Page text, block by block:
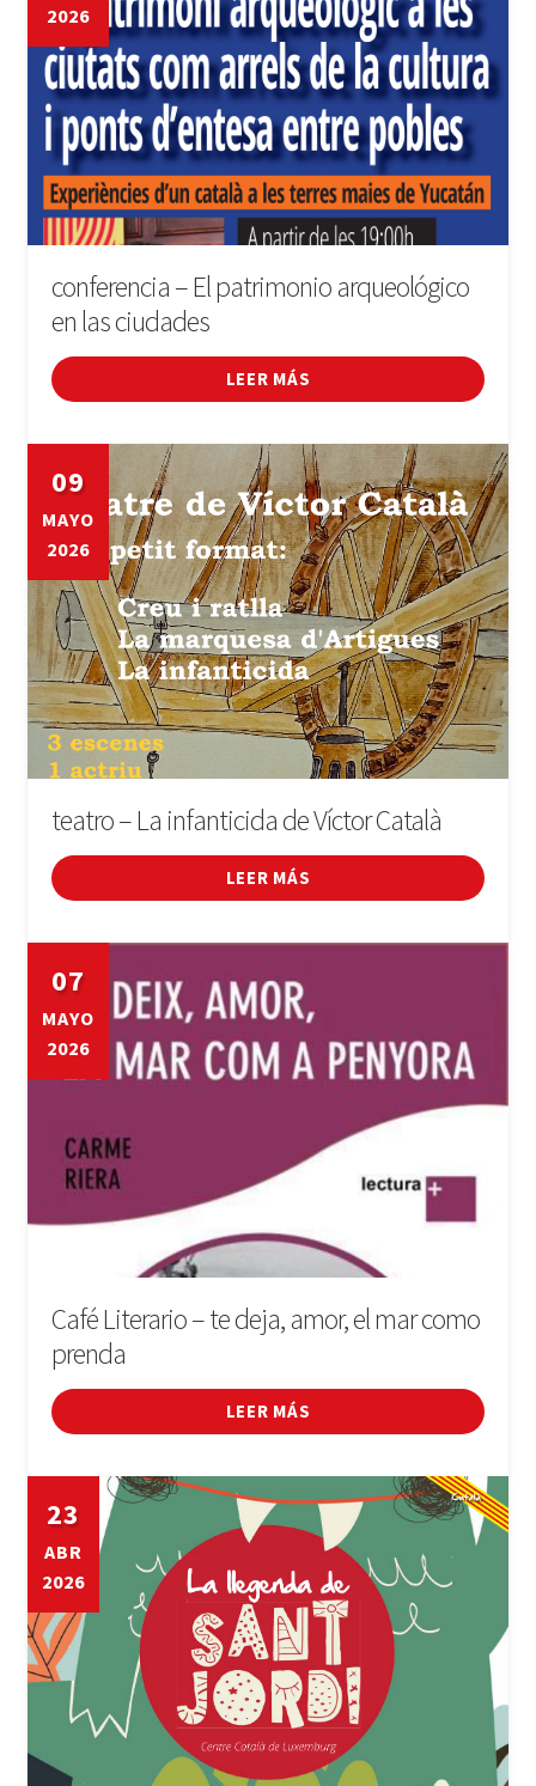
2026
conferencia – El patrimonio arqueológico
en las ciudades
LEER MÁS
09
MAYO
2026
teatro – La infanticida de Víctor Català
LEER MÁS
07
MAYO
2026
Café Literario – te deja, amor, el mar como
prenda
LEER MÁS
23
ABR
2026